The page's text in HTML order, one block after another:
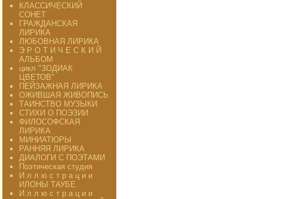
КЛАССИЧЕСКИЙ
СОНЕТ
ГРАЖДАНСКАЯ
ЛИРИКА
ЛЮБОВНАЯ ЛИРИКА
Э Р О Т И Ч Е С К И Й
АЛЬБОМ
цикл "ЗОДИАК
ЦВЕТОВ"
ПЕЙЗАЖНАЯ ЛИРИКА
ОЖИВШАЯ ЖИВОПИСЬ
ТАИНСТВО МУЗЫКИ
СТИХИ О ПОЭЗИИ
ФИЛОСОФСКАЯ
ЛИРИКА
МИНИАТЮРЫ
РАННЯЯ ЛИРИКА
ДИАЛОГИ С ПОЭТАМИ
Поэтическая студия
И л л ю с т р а ц и и
ИЛОНЫ ТАУБЕ
И л л ю с т р а ц и и